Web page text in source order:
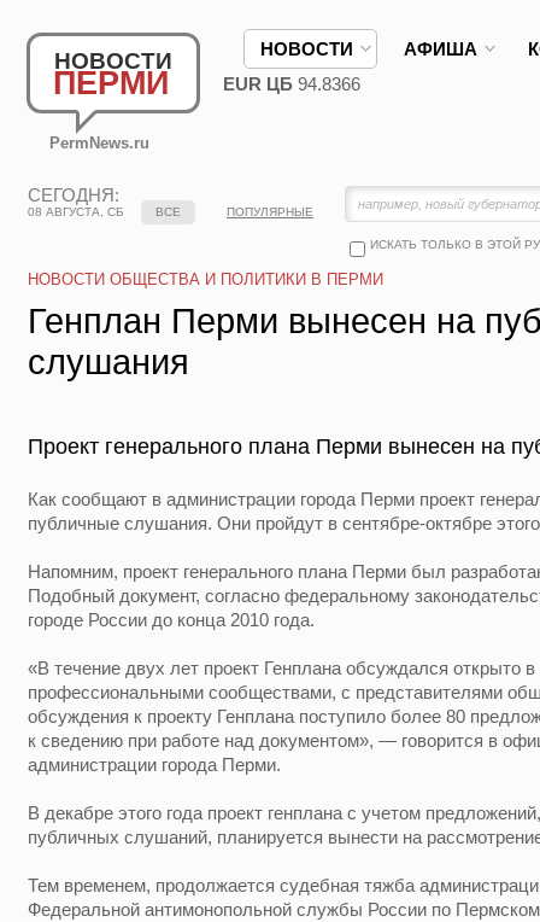
НОВОСТИ
ПЕРМИ
PermNews.ru
НОВОСТИ АФИША
EUR ЦБ 94.8366
СЕГОДНЯ:
08 АВГУСТА, СБ
ИСКАТЬ ТОЛЬКО В ЭТОЙ
ВСЕ ПОПУЛЯРНЫЕ
НОВОСТИ ОБЩЕСТВА И ПОЛИТИКИ В ПЕРМИ
Генплан Перми вынесен на
слушания
Проект генерального плана Перми вынесен на
Как сообщают в администрации города Перми проект
публичные слушания. Они пройдут в сентябре-октябре
Напомним, проект генерального плана Перми был
Подобный документ, согласно федеральному
городе России до конца 2010 года.
«В течение двух лет проект Генплана обсуждался открыто
профессиональными сообществами, с представителями
обсуждения к проекту Генплана поступило более 80
к сведению при работе над документом», — говорится в
администрации города Перми.
В декабре этого года проект генплана с учетом
публичных слушаний, планируется вынести на
Тем временем, продолжается судебная тяжба
Федеральной антимонопольной службы России по